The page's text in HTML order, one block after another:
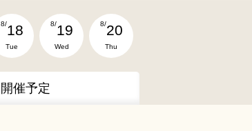
8/18
Tue
8/19
Wed
8/20
Thu
開催予定